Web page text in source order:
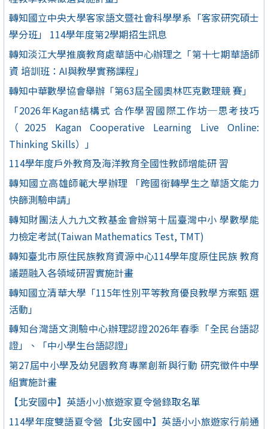
轉知國立中央大學客家語文暨社會科學學系「客家研究碩士
學分班」 114學年度第2學期招生訊息
轉知淡江大學推廣教育處華語中心辦理之「第十七期華語師
資 培訓班：AI與教學實務課程」
轉知中華數學協會舉辦「第63屆全國奧林匹克數理競 賽」
「2026年Kagan結構式 合作學習國際工作坊─思考技巧
（2025 Kagan Cooperative Learning Live Online:
Thinking Skills）」
114學年度戶外教育及海洋教育全國性教師增能研 習
轉知國立高雄師範大學辦理 「跨國銜轉學生之華語文能力
快篩測驗申請」
轉知財團法人九九文教基金會辦第十屆臺灣中小 學數學能
力檢定考試(Taiwan Mathematics Test, TMT)
轉知臺北市原住民族教育資源中心114學年度原住民族 教育
議題融入各領域研習實施計畫
轉知國立清華大學「115年性別平等教育優良教學方案甄 選
活動」
轉知台灣語文測驗中心辦理認證2026年春季「全民台語認
證」、「中小學生台語認證」
第27屆中小學及幼兒園教育專業創新與行動 研究徵件中學
組實施計畫
【北安國中】英語小小旅遊家夏令營錄取名單
114學年度雙語夏令營【北安國中】英語小小旅遊家行前通